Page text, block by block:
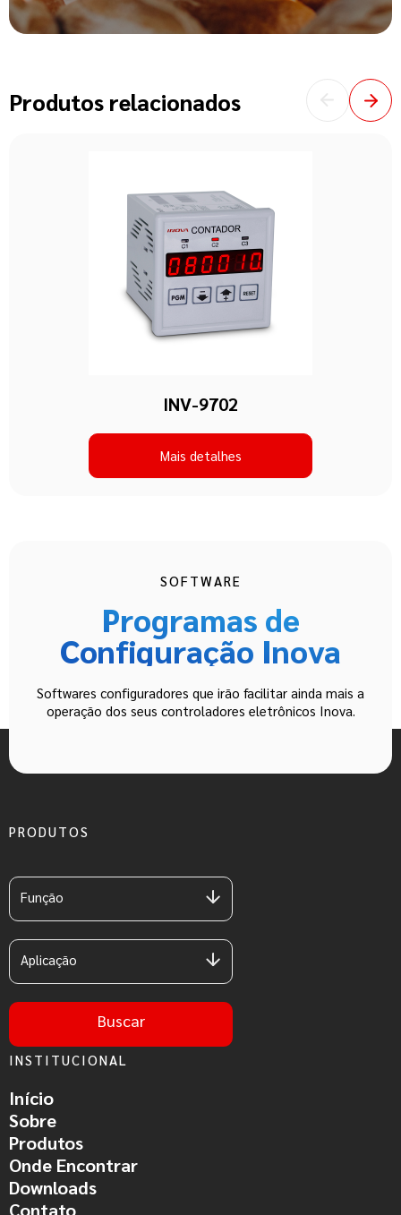
Produtos relacionados
INV-9702
Mais detalhes
SOFTWARE
Programas de
Configuração Inova
Softwares configuradores que irão facilitar ainda mais a
operação dos seus controladores eletrônicos Inova.
INSTITUCIONAL
Início
Sobre
Produtos
Onde Encontrar
Downloads
Contato
PRODUTOS
Função
Aplicação
Buscar